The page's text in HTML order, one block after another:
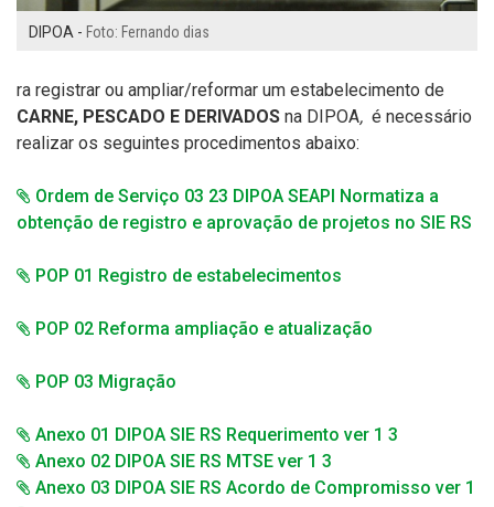
DIPOA - Foto: Fernando dias
ra registrar ou ampliar/reformar um estabelecimento de
CARNE, PESCADO E DERIVADOS na DIPOA, é necessário
realizar os seguintes procedimentos abaixo:
Ordem de Serviço 03 23 DIPOA SEAPI Normatiza a
obtenção de registro e aprovação de projetos no SIE RS
POP 01 Registro de estabelecimentos
POP 02 Reforma ampliação e atualização
POP 03 Migração
Anexo 01 DIPOA SIE RS Requerimento ver 1 3
Anexo 02 DIPOA SIE RS MTSE ver 1 3
Anexo 03 DIPOA SIE RS Acordo de Compromisso ver 1